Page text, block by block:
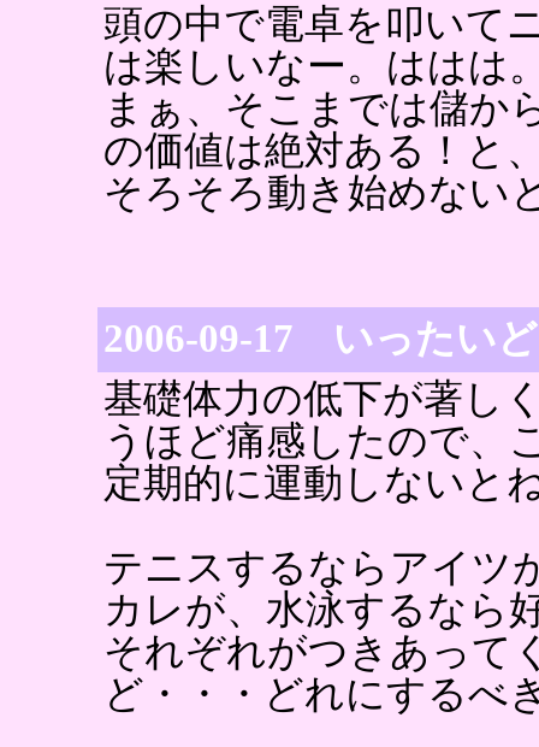
頭の中で電卓を叩いて
は楽しいなー。ははは
まぁ、そこまでは儲か
の価値は絶対ある！と
そろそろ動き始めない
2006-09-17 いったい
基礎体力の低下が著し
うほど痛感したので、
定期的に運動しないと
テニスするならアイツ
カレが、水泳するなら
それぞれがつきあって
ど・・・どれにするべ